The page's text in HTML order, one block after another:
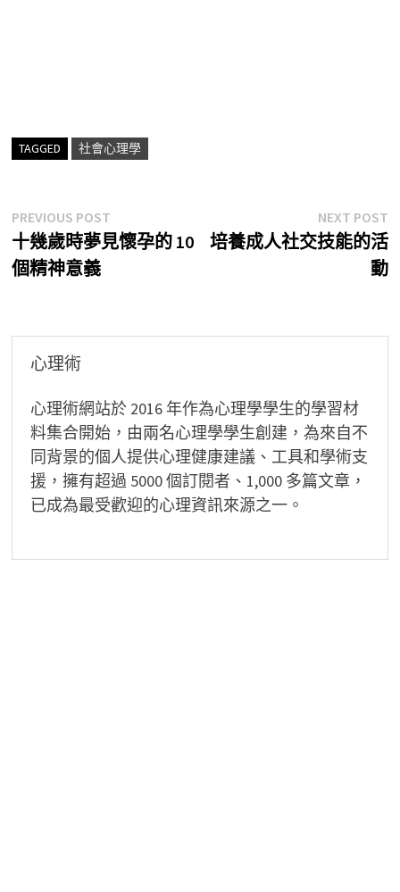
TAGGED 社會心理學
文
章
PREVIOUS POSTPrevious
post:
十幾歲時夢見懷孕的 10
個精神意義
NEXT POST
培養成人社交技能的活
動
心理術
心理術網站於 2016 年作為心理學學生的學習材
料集合開始，由兩名心理學學生創建，為來自不
同背景的個人提供心理健康建議、工具和學術支
援，擁有超過 5000 個訂閱者、1,000 多篇文章，
已成為最受歡迎的心理資訊來源之一。